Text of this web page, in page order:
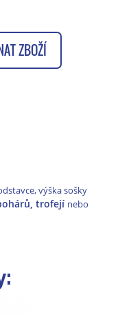
ZBOŽÍ
výška sošky
trofejí nebo